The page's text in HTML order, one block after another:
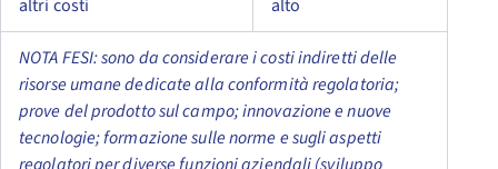
altri costi alto
NOTA FESI: sono da considerare i costi indiretti delle
risorse umane dedicate alla conformità regolatoria;
prove del prodotto sul campo; innovazione e nuove
tecnologie; formazione sulle norme e sugli aspetti